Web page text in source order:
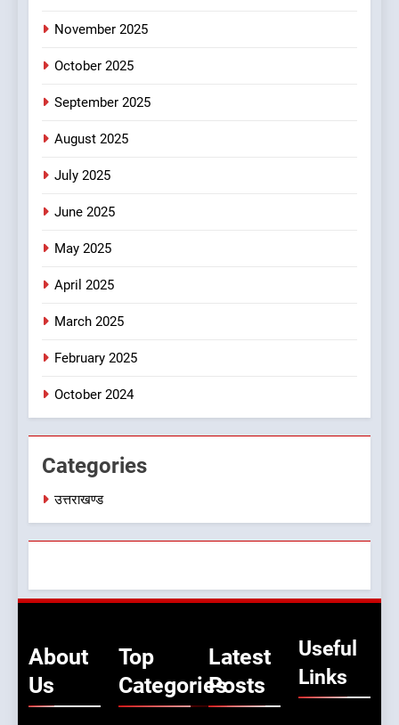
8
November 2025
October 2025
September 2025
August 2025
July 2025
June 2025
May 2025
April 2025
March 2025
February 2025
October 2024
Categories
उत्तराखण्ड
About
Us
Top
Categories
Latest
Posts
Useful
Links